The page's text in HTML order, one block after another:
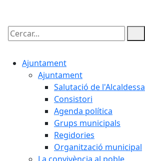
Cercar:
Ajuntament
Ajuntament
Salutació de l'Alcaldessa
Consistori
Agenda política
Grups municipals
Regidories
Organització municipal